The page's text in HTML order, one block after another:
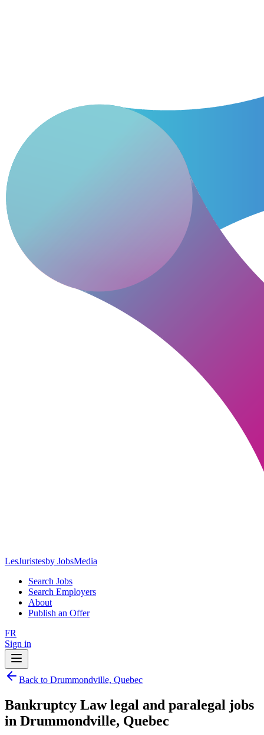
LesJuristesby JobsMedia
Search Jobs
Search Employers
About
Publish an Offer
FR
Sign in
Back to Drummondville, Quebec
Bankruptcy Law legal and paralegal jobs
in Drummondville, Quebec